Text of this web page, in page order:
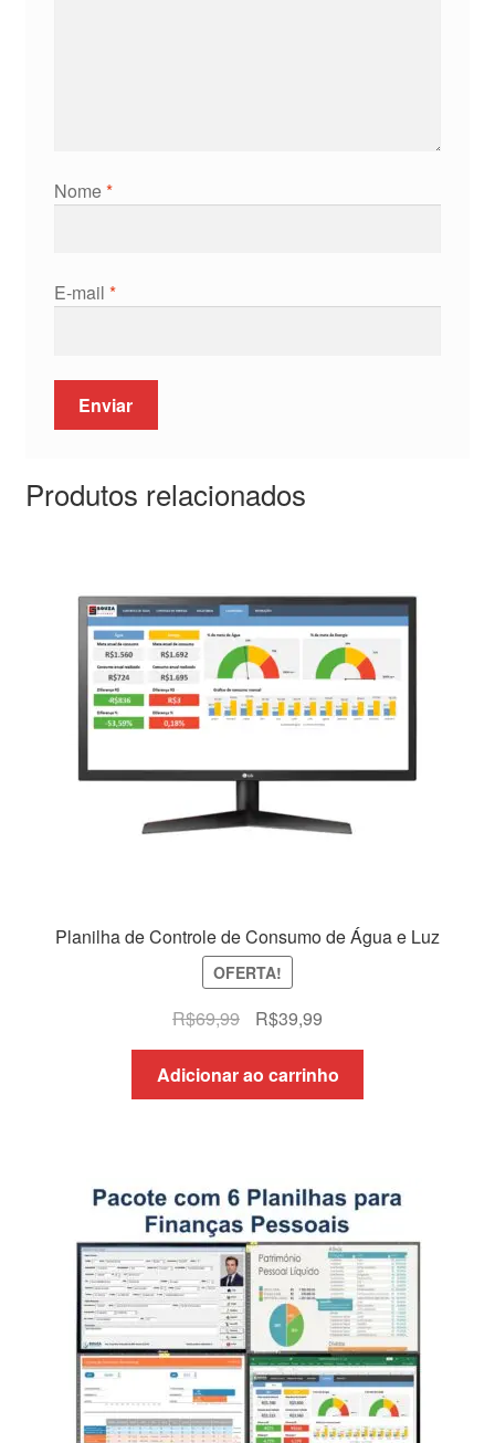
Nome*
E-mail *
Produtos relacionados
Planilha de Controle de Consumo de Água e Luz
OFERTA!
R$69,99
O
preço
original
era:
R$39,99O
preço
atual
é:
Adicionar ao carrinho